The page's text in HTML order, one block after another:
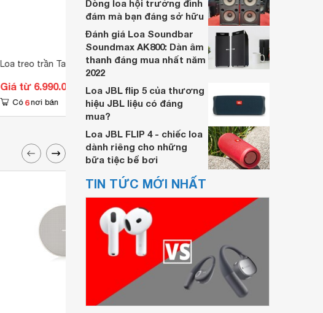
Loa treo trần Tannoy OCV 6
Giá từ 6.990.000 đ
Có 6 nơi bán
Loa treo trần Tannoy OCV-8
Giá từ 7.590.000 đ
Có 4 nơi bán
Dòng loa hội trường đình
đám mà bạn đáng sở hữu
Đánh giá Loa Soundbar
Soundmax AK800: Dàn âm
thanh đáng mua nhất năm
2022
Loa JBL flip 5 của thương
hiệu JBL liệu có đáng
mua?
Loa JBL FLIP 4 - chiếc loa
dành riêng cho những
bữa tiệc bể bơi
TIN TỨC MỚI NHẤT